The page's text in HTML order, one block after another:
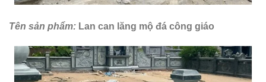
Tên sản phẩm: Lan can lăng mộ đá công giáo